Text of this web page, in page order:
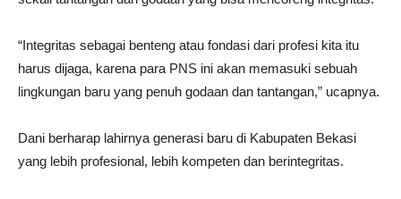
“Integritas sebagai benteng atau fondasi dari profesi kita itu
harus dijaga, karena para PNS ini akan memasuki sebuah
lingkungan baru yang penuh godaan dan tantangan,” ucapnya.
Dani berharap lahirnya generasi baru di Kabupaten Bekasi
yang lebih profesional, lebih kompeten dan berintegritas.